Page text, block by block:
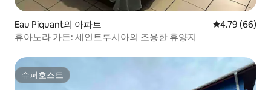
Eau Piquant의 아파트 평점 4.79점(5
4.79 (66)
휴아노라 가든: 세인트루시아의 조용한 휴양지
슈퍼호스트
슈퍼호스트